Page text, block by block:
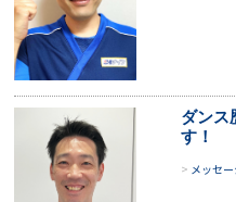
ダンス
す！
メッセ